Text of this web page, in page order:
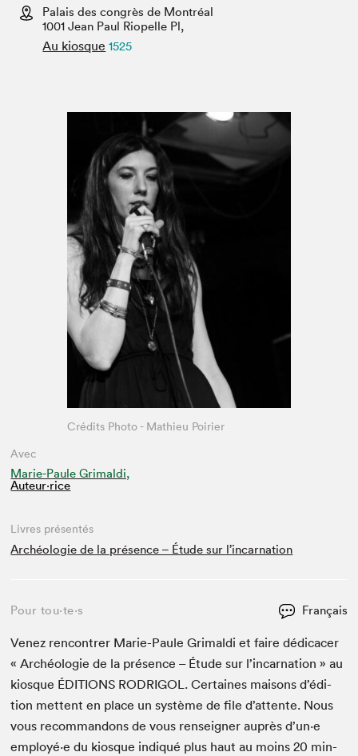
Espace médias
Palais des congrès de Montréal
1001 Jean Paul Riopelle Pl,
Au kiosque 1525
Avec
Marie-Paule Grimaldi,
Auteur·rice
Crédits Photo - Mathieu Poirier
Livres présentés
Archéologie de la présence – Étude sur l’incarnation
Pour tou⋅te⋅s Français
Venez ren­con­tr­er Marie-Paule Grimal­di et faire dédi­cac­er
« Archéolo­gie de la présence – Étude sur l’incarnation » au
kiosque ÉDI­TIONS RODRIGOL. Cer­taines maisons d’édi­
tion met­tent en place un sys­tème de file d’at­tente. Nous
vous recom­man­dons de vous ren­seign­er auprès d’un·e
employé·e du kiosque indiqué plus haut au moins20 min­